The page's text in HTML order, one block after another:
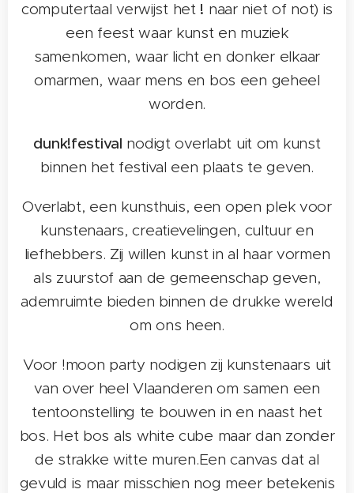
computertaal verwijst het ! naar niet of not) is
een feest waar kunst en muziek
samenkomen, waar licht en donker elkaar
omarmen, waar mens en bos een geheel
worden.
dunk!festival nodigt overlabt uit om kunst
binnen het festival een plaats te geven.
Overlabt, een kunsthuis, een open plek voor
kunstenaars, creatievelingen, cultuur en
liefhebbers. Zij willen kunst in al haar vormen
als zuurstof aan de gemeenschap geven,
ademruimte bieden binnen de drukke wereld
om ons heen.
Voor !moon party nodigen zij kunstenaars uit
van over heel Vlaanderen om samen een
tentoonstelling te bouwen in en naast het
bos. Het bos als white cube maar dan zonder
de strakke witte muren.Een canvas dat al
gevuld is maar misschien nog meer betekenis